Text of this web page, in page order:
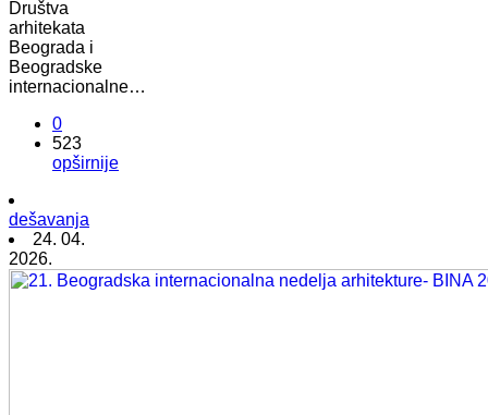
Društva
arhitekata
Beograda i
Beogradske
internacionalne…
0
523
opširnije
dešavanja
24. 04.
2026.